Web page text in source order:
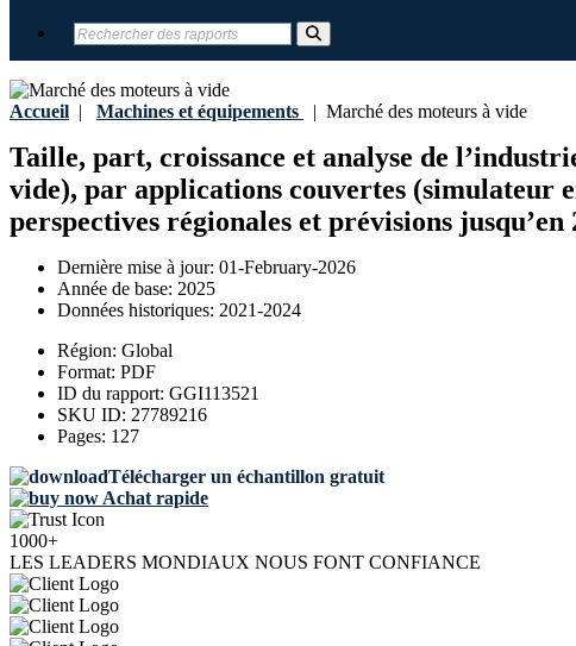
Accueil | Machines et équipements | Marché des moteurs à vide
Taille, part, croissance et analyse de
vide), par applications couvertes (simulateur
perspectives régionales et prévisions jusqu’en
Dernière mise à jour: 01-February-2026
Année de base: 2025
Données historiques: 2021-2024
Région: Global
Format: PDF
ID du rapport: GGI113521
SKU ID: 27789216
Pages: 127
Télécharger un échantillon gratuit
Achat rapide
1000+
LES LEADERS MONDIAUX NOUS FONT CONFIANCE